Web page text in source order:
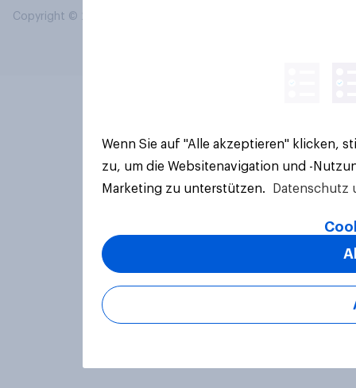
Copyright © 2026 YouGov PLC. Alle Rechte vorbehalten.
Wenn Sie auf "Alle akzeptieren" klicken,
zu, um die Websitenavigation und -
Marketing zu unterstützen.
Datenschutz